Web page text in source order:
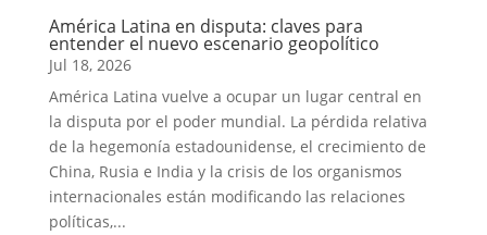
América Latina en disputa: claves para
entender el nuevo escenario geopolítico
Jul 18, 2026
América Latina vuelve a ocupar un lugar central en
la disputa por el poder mundial. La pérdida relativa
de la hegemonía estadounidense, el crecimiento de
China, Rusia e India y la crisis de los organismos
internacionales están modificando las relaciones
políticas,...